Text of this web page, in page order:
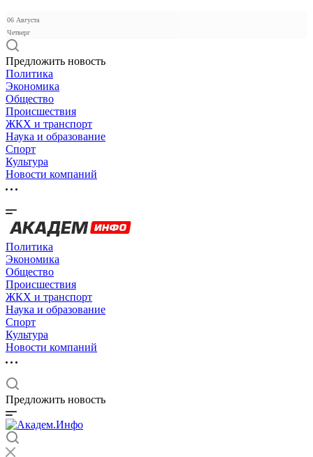
06 Августа
Четверг
Предложить новость
Политика
Экономика
Общество
Происшествия
ЖКХ и транспорт
Наука и образование
Спорт
Культура
Новости компаний
Политика
Экономика
Общество
Происшествия
ЖКХ и транспорт
Наука и образование
Спорт
Культура
Новости компаний
Предложить новость